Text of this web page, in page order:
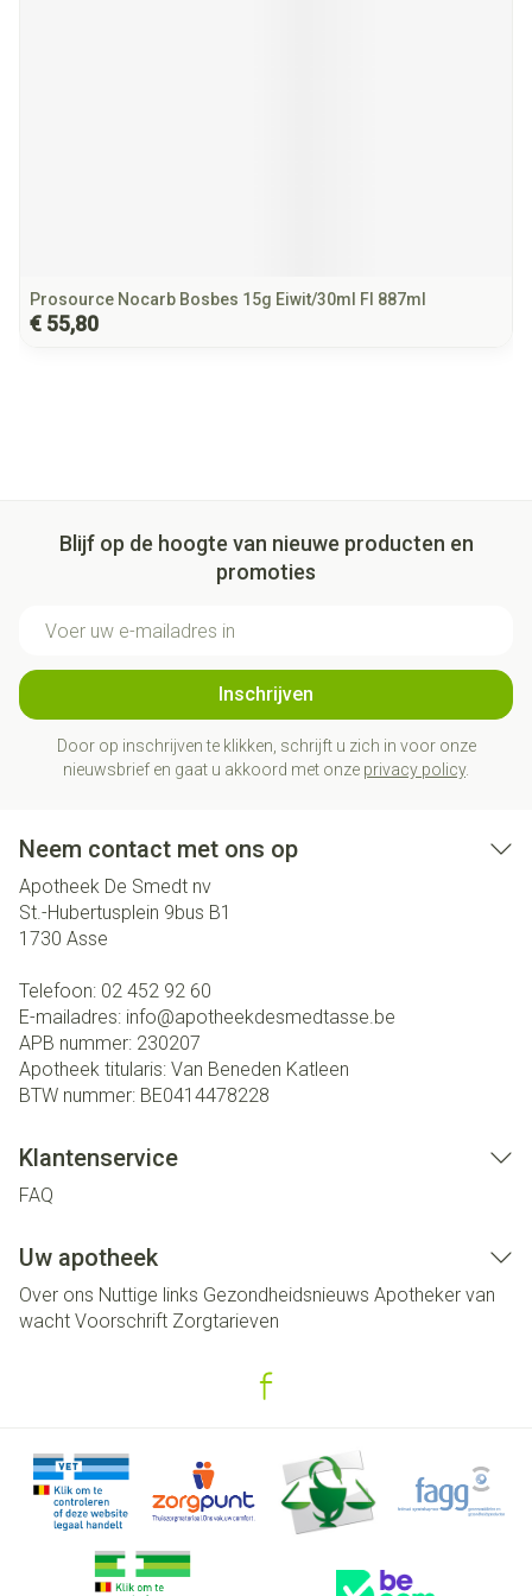
Prosource Nocarb Bosbes 15g Eiwit/30ml Fl 887ml
€ 55,80
Blijf op de hoogte van nieuwe producten en
promoties
Inschrijven
Door op inschrijven te klikken, schrijft u zich in voor onze
nieuwsbrief en gaat u akkoord met onze privacy policy.
Neem contact met ons op
Apotheek De Smedt nv
St.-Hubertusplein 9bus B1
1730 Asse
Telefoon: 02 452 92 60
E-mailadres: info@apotheekdesmedtasse.be
APB nummer: 230207
Apotheek titularis: Van Beneden Katleen
BTW nummer: BE0414478228
Klantenservice
FAQ
Uw apotheek
Over ons Nuttige links Gezondheidsnieuws Apotheker van
wacht Voorschrift Zorgtarieven